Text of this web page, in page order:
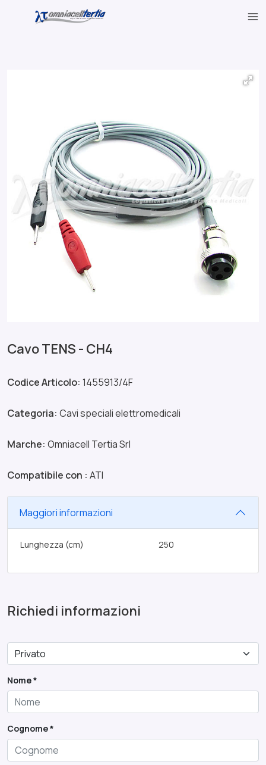
Cavo TENS - CH4
Codice Articolo: 1455913/4F
Categoria: Cavi speciali elettromedicali
Marche: Omniacell Tertia Srl
Compatibile con : ATI
Maggiori informazioni
Lunghezza (cm)
250
Richiedi informazioni
Nome *
Cognome *